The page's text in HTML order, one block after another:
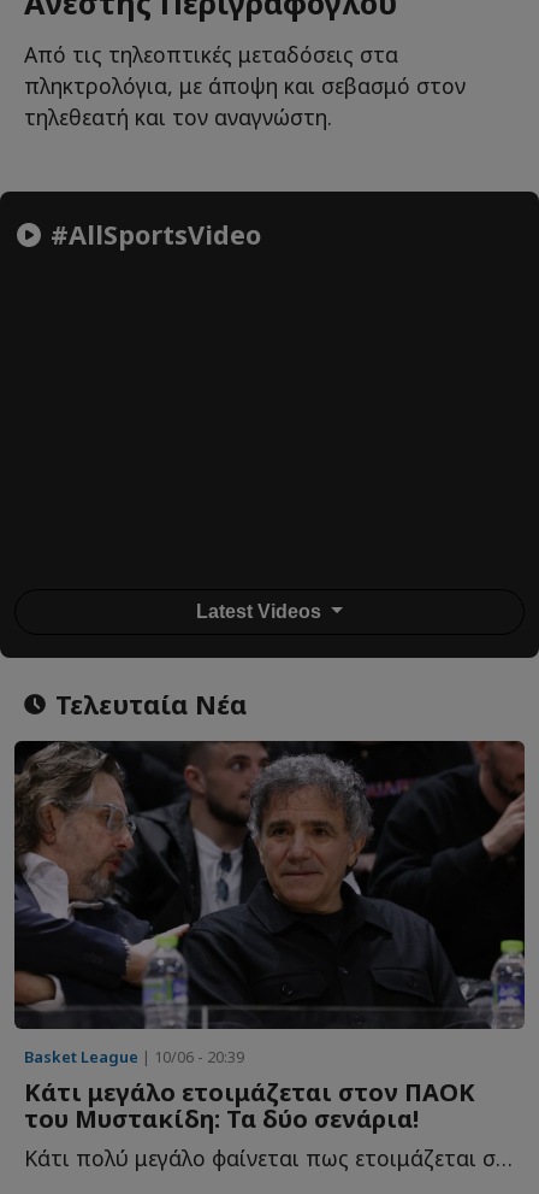
Από τις τηλεοπτικές μεταδόσεις στα
πληκτρολόγια, με άποψη και σεβασμό στον
τηλεθεατή και τον αναγνώστη.
#AllSportsVideo
Latest Videos
Τελευταία Νέα
Basket League | 10/06 - 20:39
Κάτι μεγάλο ετοιμάζεται στον ΠΑΟΚ
του Μυστακίδη: Τα δύο σενάρια!
Κάτι πολύ μεγάλο φαίνεται πως ετοιμάζεται στον ΠΑΟΚ τ...